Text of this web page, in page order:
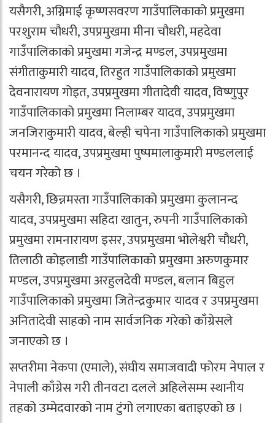
यसैगरी, अग्निमाई कृष्णसवरण गाउँपालिकाको प्रमुखमा
परशुराम चौधरी, उपप्रमुखमा मीना चौधरी, महदेवा
गाउँपालिकाको प्रमुखमा गजेन्द्र मण्डल, उपप्रमुखमा
संगीताकुमारी यादव, तिरहुत गाउँपालिकाको प्रमुखमा
देवनारायण गोइत, उपप्रमुखमा गीतादेवी यादव, विष्णुपुर
गाउँपालिकाको प्रमुखमा निलाम्बर यादव, उपप्रमुखमा
जनजिराकुमारी यादव, बेल्ही चपेना गाउँपालिकाको प्रमुखमा
परमानन्द यादव, उपप्रमुखमा पुष्पमालाकुमारी मण्डललाई
चयन गरेको छ ।
यसैगरी, छिन्नमस्ता गाउँपालिकाको प्रमुखमा कुलानन्द
यादव, उपप्रमुखमा सहिदा खातुन, रुपनी गाउँपालिकाको
प्रमुखमा रामनारायण इसर, उपप्रमुखमा भोलेश्वरी चौधरी,
तिलाठी कोइलाडी गाउँपालिकाको प्रमुखमा अरुणकुमार
मण्डल, उपप्रमुखमा अरहुलदेवी मण्डल, बलान बिहुल
गाउँपालिकाको प्रमुखमा जितेन्द्रकुमार यादव र उपप्रमुखमा
अनितादेवी साहको नाम सार्वजनिक गरेको काँग्रेसले
जनाएको छ ।
सप्तरीमा नेकपा (एमाले), संघीय समाजवादी फोरम नेपाल र
नेपाली काँग्रेस गरी तीनवटा दलले अहिलेसम्म स्थानीय
तहको उम्मेदवारको नाम टुंगो लगाएका बताइएको छ ।